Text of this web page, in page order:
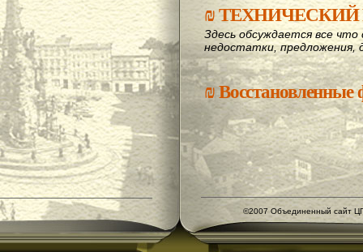
₪ТЕХНИЧЕСКИЙ
Здесь обсуждается все
недостатки, предложения,
₪
©2007 Объединенный сайт